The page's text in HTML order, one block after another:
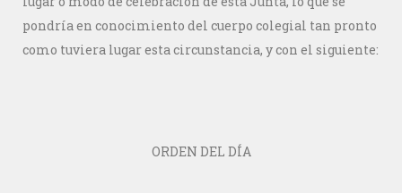
pondría en conocimiento del cuerpo colegial tan pronto
como tuviera lugar esta circunstancia, y con el siguiente:
ORDEN DEL DÍA